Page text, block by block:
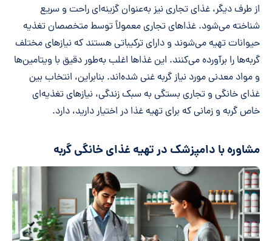
از طرف دیگر، غذای تجاری نیز به‌عنوان گزینه‌ای راحت و سریع
شناخته می‌شود. غذاهای تجاری معمولاً توسط متخصصان تغذیه
حیوانات تهیه می‌شوند و دارای ترکیباتی هستند که نیازهای مختلف
گربه‌ها را برآورده می‌کنند. این غذاها اغلب به‌طور دقیق با ویتامین‌ها
و مواد معدنی مورد نیاز گربه غنی شده‌اند. بنابراین، انتخاب بین
غذای خانگی و تجاری بستگی به سبک زندگی، نیازهای تغذیه‌ای
خاص گربه و زمانی که برای تهیه غذا در اختیار دارید، دارد.
مشاوره با دامپزشک در تهیه غذای خانگی گربه